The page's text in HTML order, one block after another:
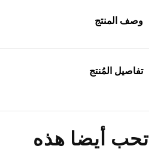
وصف المنتج
تفاصيل المُنتج
تحب أيضا هذه